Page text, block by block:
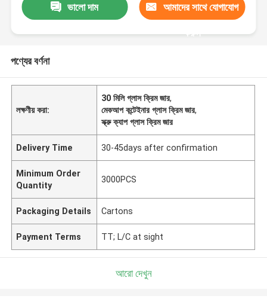
ভালো দাম আমাদের সাথে যোগাযোগ
করুন
পণ্যের বর্ণনা
লক্ষণীয় করা:
30 মিলি গ্লাস ক্রিম জার,
মেকআপ কন্টেইনার গ্লাস ক্রিম জার,
স্ক্রু ক্যাপ গ্লাস ক্রিম জার
Delivery Time 30-45days after confirmation
Minimum Order
Quantity
3000PCS
Packaging Details Cartons
Payment Terms TT; L/C at sight
আরো দেখুন